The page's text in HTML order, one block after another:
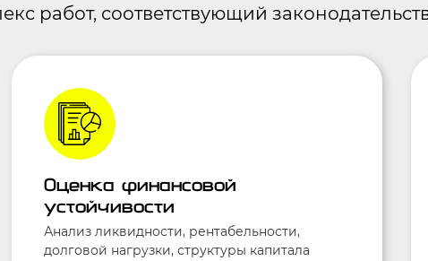
работ, соответствующий
Оценка финансовой
устойчивости
Анализ ликвидности, рентабельности,
долговой нагрузки, структуры капитала